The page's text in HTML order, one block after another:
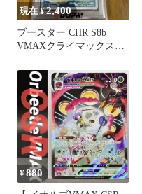
現在 ¥2,400
ブースター CHR S8b
VMAXクライマックス
¥880